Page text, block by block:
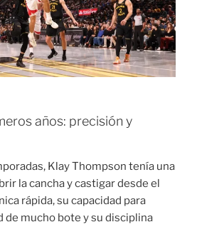
años: precisión y
Klay Thompson tenía una
la cancha y castigar desde el
rápida, su capacidad para
de mucho bote y su disciplina